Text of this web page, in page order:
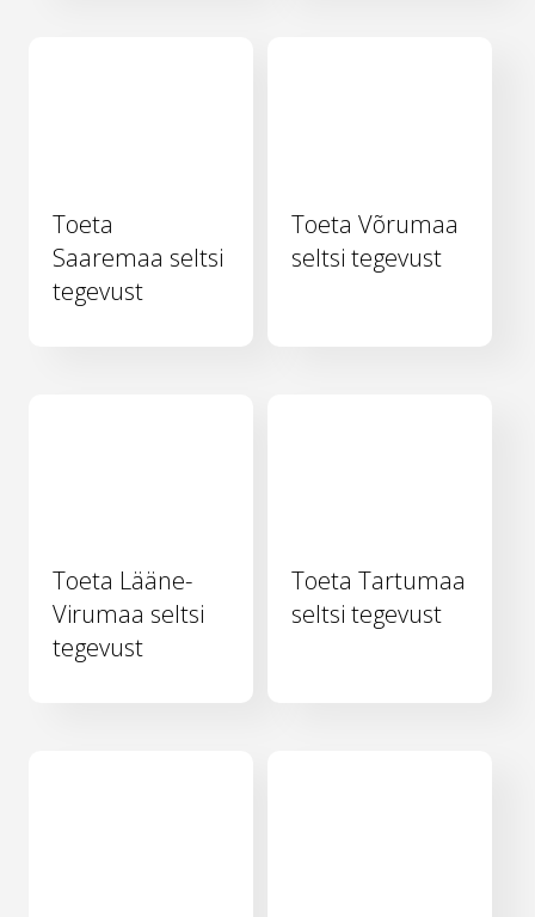
Toeta
Saaremaa seltsi
tegevust
Toeta Võrumaa
seltsi tegevust
Toeta Lääne-
Virumaa seltsi
tegevust
Toeta Tartumaa
seltsi tegevust